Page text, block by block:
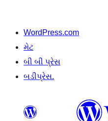
WordPress.com
મેટ
બી બી પ્રેસ
બડીપ્રેસ.